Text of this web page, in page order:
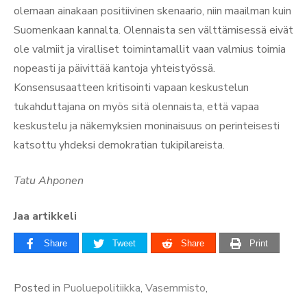
olemaan ainakaan positiivinen skenaario, niin maailman kuin
Suomenkaan kannalta. Olennaista sen välttämisessä eivät
ole valmiit ja viralliset toimintamallit vaan valmius toimia
nopeasti ja päivittää kantoja yhteistyössä.
Konsensusaatteen kritisointi vapaan keskustelun
tukahduttajana on myös sitä olennaista, että vapaa
keskustelu ja näkemyksien moninaisuus on perinteisesti
katsottu yhdeksi demokratian tukipilareista.
Tatu Ahponen
Jaa artikkeli
Share Tweet Share Print
Posted in Puoluepolitiikka, Vasemmisto,